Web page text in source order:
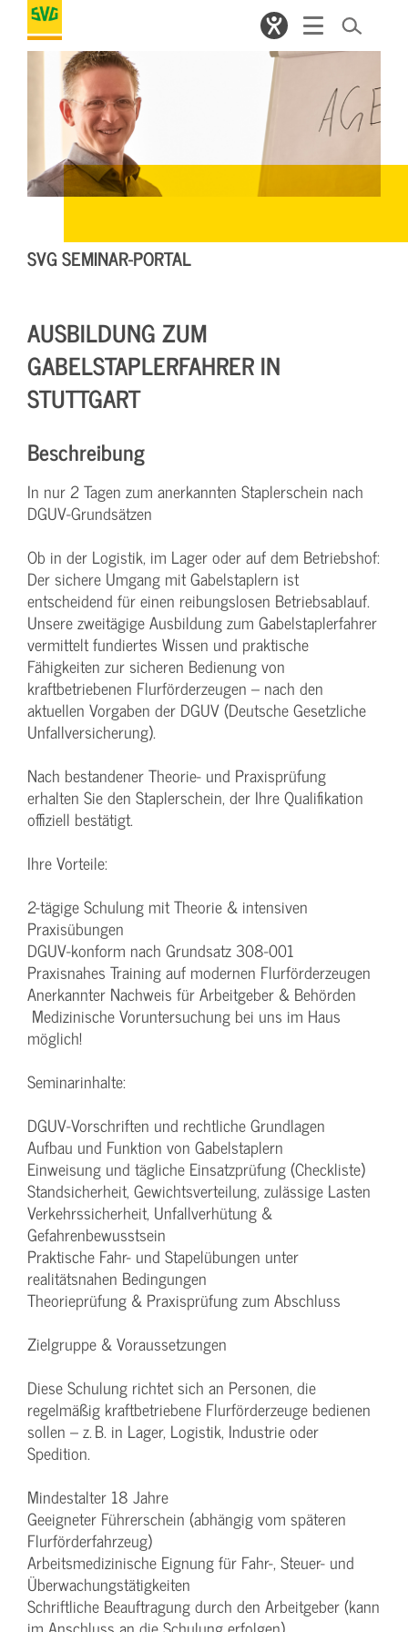
SVG SEMINAR-PORTAL
AUSBILDUNG ZUM
GABELSTAPLERFAHRER IN
STUTTGART
Beschreibung
In nur 2 Tagen zum anerkannten Staplerschein nach
DGUV-Grundsätzen
Ob in der Logistik, im Lager oder auf dem Betriebshof:
Der sichere Umgang mit Gabelstaplern ist
entscheidend für einen reibungslosen Betriebsablauf.
Unsere zweitägige Ausbildung zum Gabelstaplerfahrer
vermittelt fundiertes Wissen und praktische
Fähigkeiten zur sicheren Bedienung von
kraftbetriebenen Flurförderzeugen – nach den
aktuellen Vorgaben der DGUV (Deutsche Gesetzliche
Unfallversicherung).
Nach bestandener Theorie- und Praxisprüfung
erhalten Sie den Staplerschein, der Ihre Qualifikation
offiziell bestätigt.
Ihre Vorteile:
2-tägige Schulung mit Theorie & intensiven
Praxisübungen
DGUV-konform nach Grundsatz 308-001
Praxisnahes Training auf modernen Flurförderzeugen
Anerkannter Nachweis für Arbeitgeber & Behörden
Medizinische Voruntersuchung bei uns im Haus
möglich!
Seminarinhalte:
DGUV-Vorschriften und rechtliche Grundlagen
Aufbau und Funktion von Gabelstaplern
Einweisung und tägliche Einsatzprüfung (Checkliste)
Standsicherheit, Gewichtsverteilung, zulässige Lasten
Verkehrssicherheit, Unfallverhütung &
Gefahrenbewusstsein
Praktische Fahr- und Stapelübungen unter
realitätsnahen Bedingungen
Theorieprüfung & Praxisprüfung zum Abschluss
Zielgruppe & Voraussetzungen
Diese Schulung richtet sich an Personen, die
regelmäßig kraftbetriebene Flurförderzeuge bedienen
sollen – z. B. in Lager, Logistik, Industrie oder
Spedition.
Mindestalter 18 Jahre
Geeigneter Führerschein (abhängig vom späteren
Flurförderfahrzeug)
Arbeitsmedizinische Eignung für Fahr-, Steuer- und
Überwachungstätigkeiten
Schriftliche Beauftragung durch den Arbeitgeber (kann